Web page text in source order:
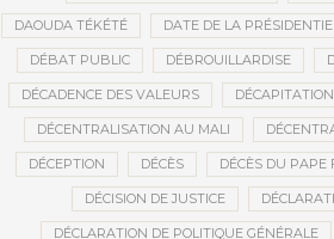
DAOUDA TÉKÉTÉ DATE DE LA
DÉBAT PUBLIC DÉBROUILLARDISE
DÉCADENCE DES VALEURS DÉCAPITATION
DÉCENTRALISATION AU MALI
DÉCEPTION DÉCÈS DÉCÈS DU PAPE
DÉCISION DE JUSTICE
DÉCLARATION DE POLITIQUE GÉNÉRALE